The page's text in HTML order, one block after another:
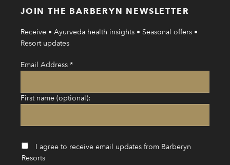
JOIN THE BARBERYN NEWSLETTER
Receive • Ayurveda health insights • Seasonal offers •
Resort updates
Email Address *
First name (optional):
I agree to receive email updates from Barberyn
Resorts